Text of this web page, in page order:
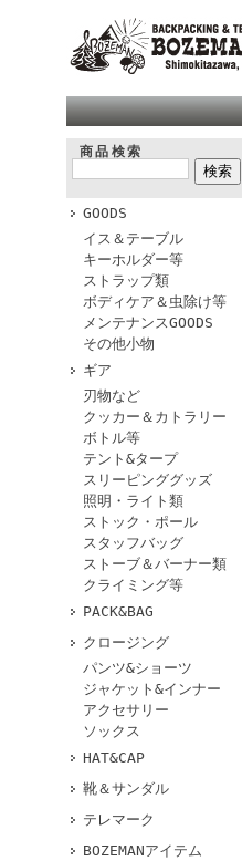
商品検索
GOODS
イス＆テーブル
キーホルダー等
ストラップ類
ボディケア＆虫除け等
メンテナンスGOODS
その他小物
ギア
刃物など
クッカー＆カトラリー
ボトル等
テント&タープ
スリーピンググッズ
照明・ライト類
ストック・ポール
スタッフバッグ
ストーブ＆バーナー類
クライミング等
PACK&BAG
クロージング
パンツ&ショーツ
ジャケット&インナー
アクセサリー
ソックス
HAT&CAP
靴＆サンダル
テレマーク
BOZEMANアイテム